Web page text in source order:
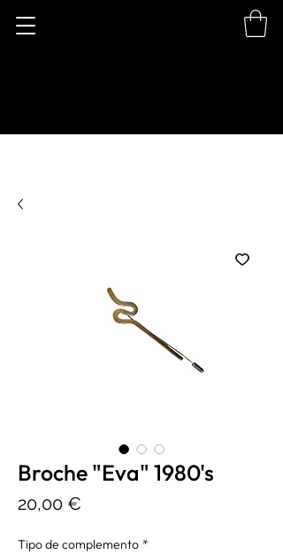
Broche "Eva" 1980's
20,00 €
Tipo de complemento *